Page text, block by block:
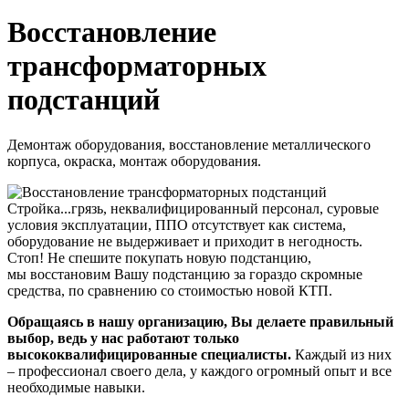
Восстановление
трансформаторных
подстанций
Демонтаж оборудования, восстановление металлического
корпуса, окраска, монтаж оборудования.
Стройка...грязь, неквалифицированный персонал, суровые
условия эксплуатации, ППО отсутствует как система,
оборудование не выдерживает и приходит в негодность.
Стоп! Не спешите покупать новую подстанцию,
мы восстановим Вашу подстанцию за гораздо скромные
средства, по сравнению со стоимостью новой КТП.
Обращаясь в нашу организацию, Вы делаете правильный
выбор, ведь у нас работают только
высококвалифицированные специалисты. Каждый из них
– профессионал своего дела, у каждого огромный опыт и все
необходимые навыки.